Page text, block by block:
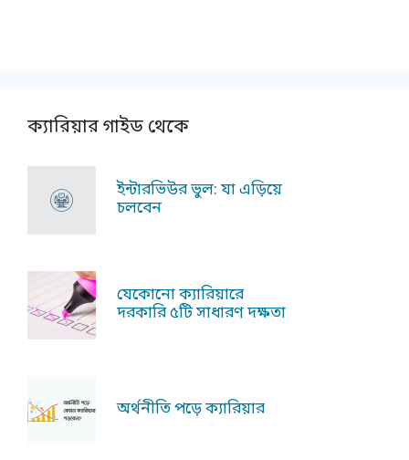
ক্যারিয়ার গাইড থেকে
ইন্টারভিউর ভুল: যা এড়িয়ে
চলবেন
যেকোনো ক্যারিয়ারে
দরকারি ৫টি সাধারণ দক্ষতা
অর্থনীতি পড়ে ক্যারিয়ার